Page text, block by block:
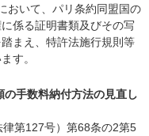
おいて、パリ条約同盟国の
係る証明書類及びその写
まえ、特許法施行規則等
す。
手数料納付方法の見直し
第127号）第68条の2第5